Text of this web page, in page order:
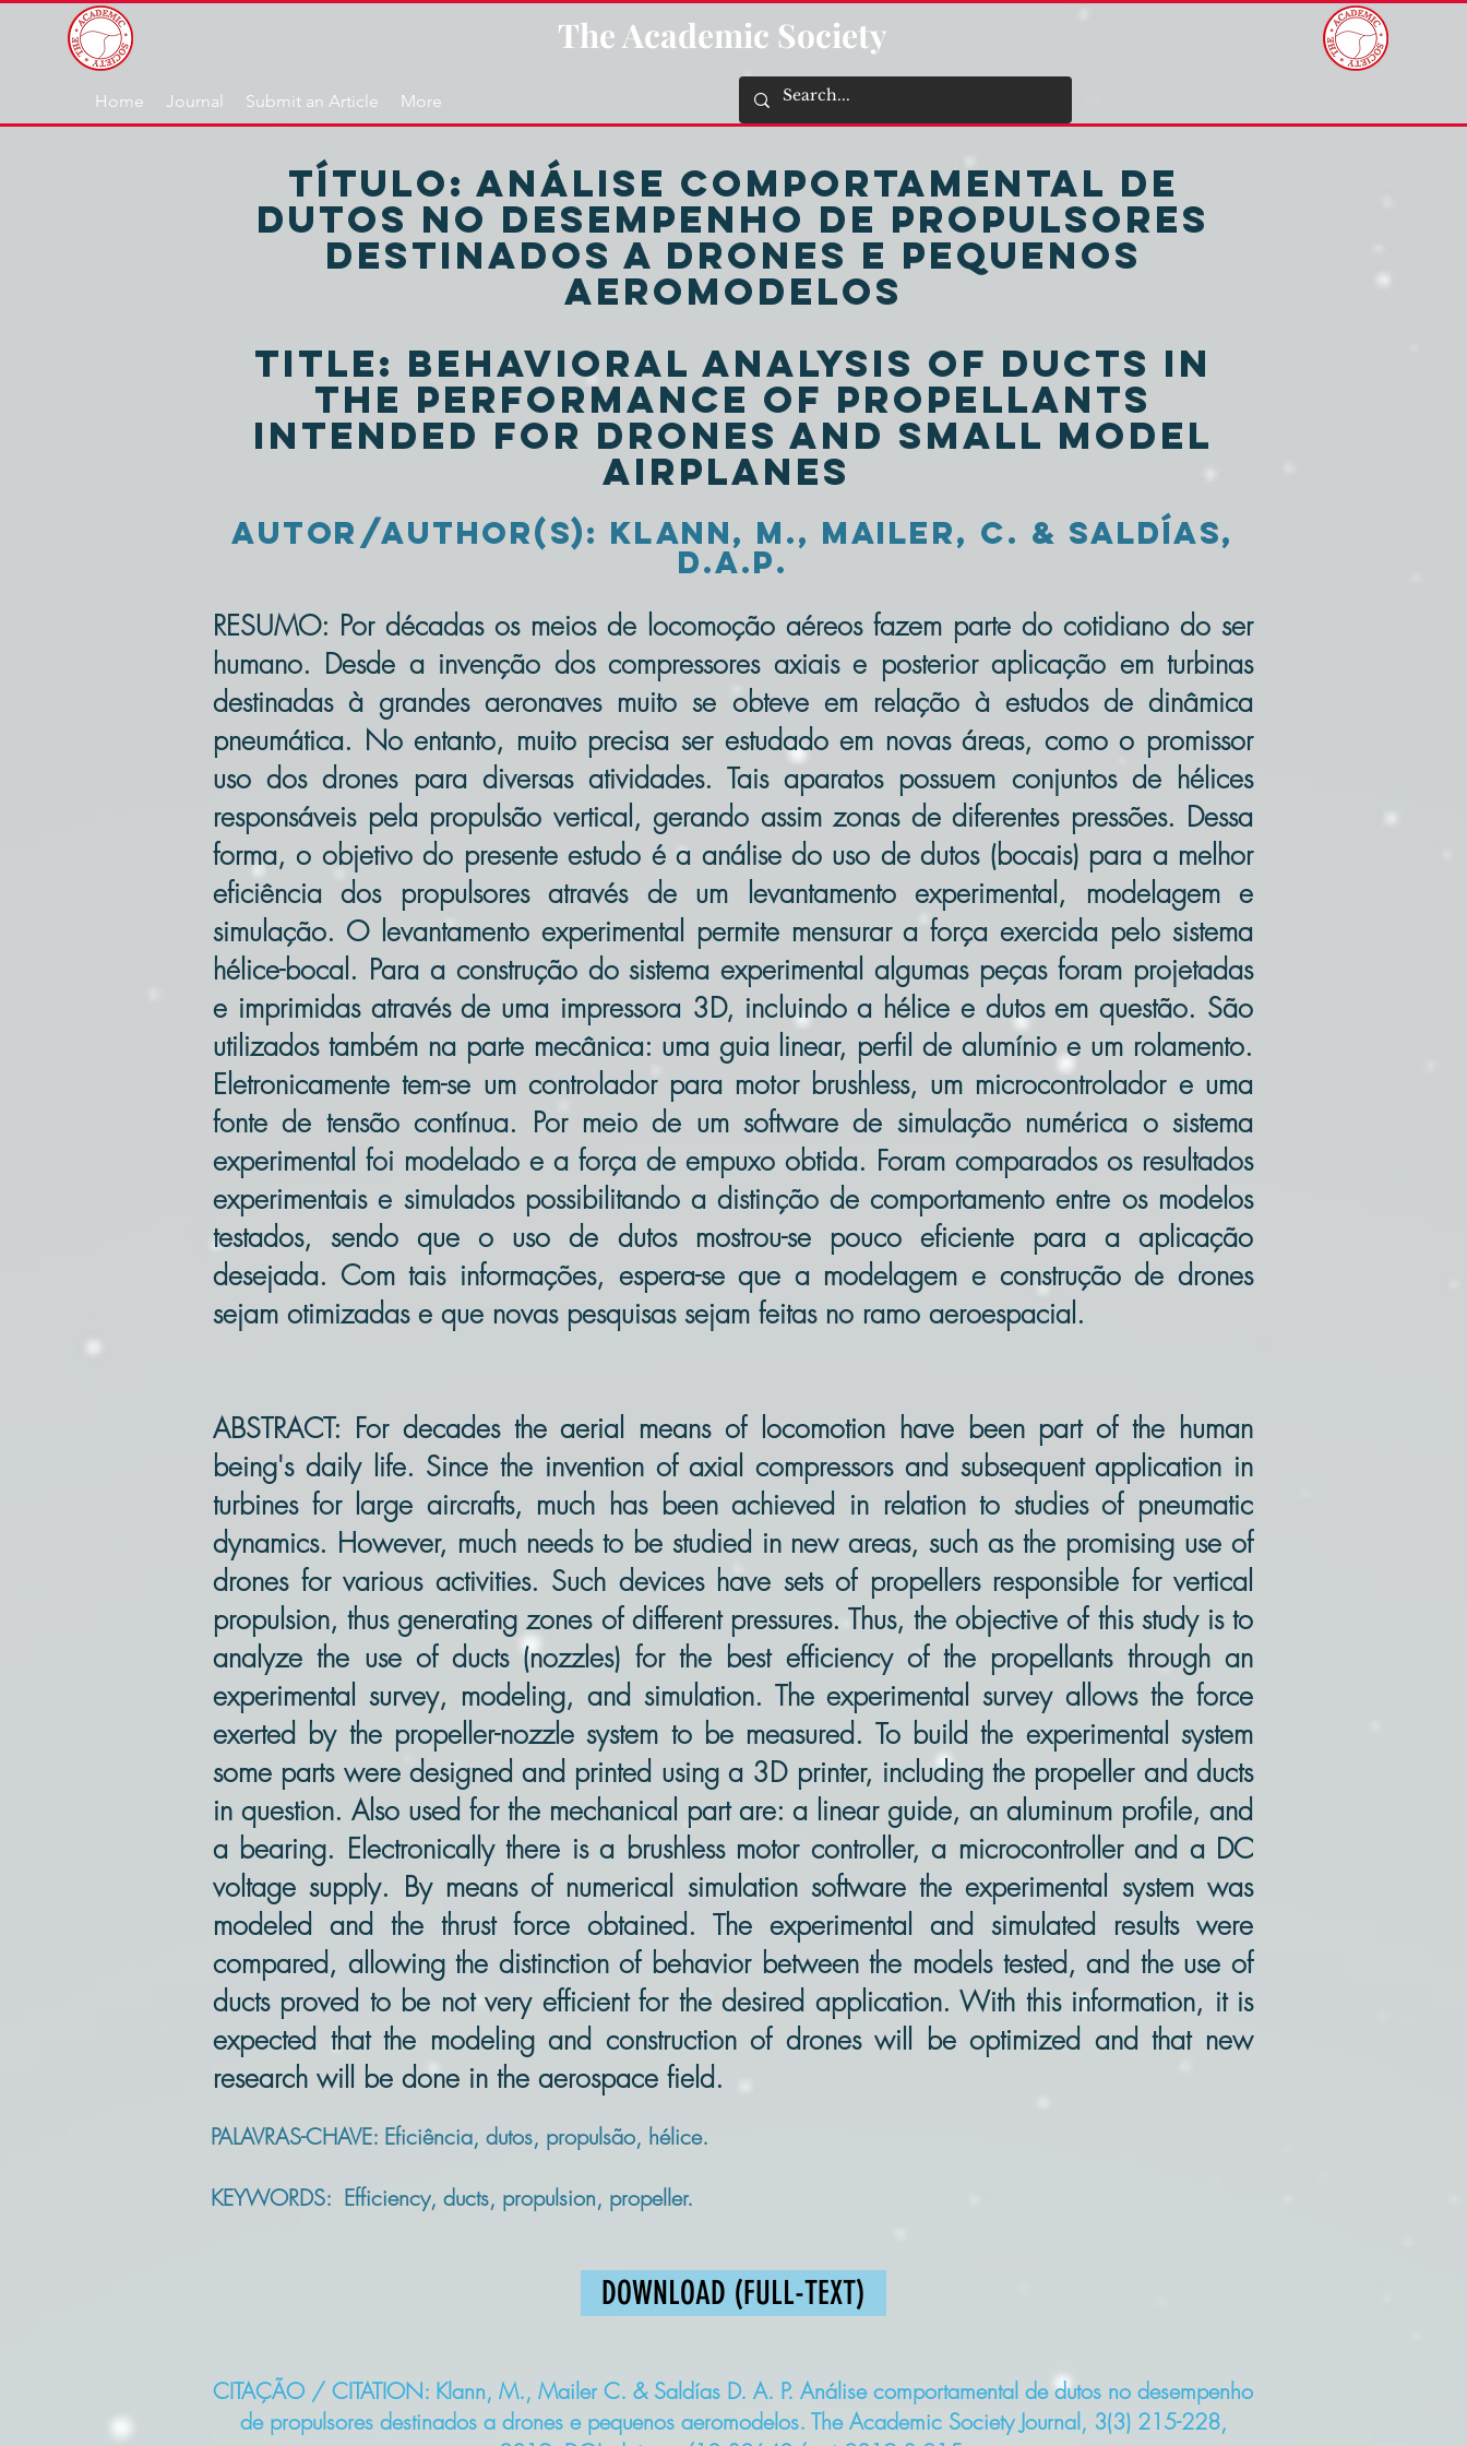
The Academic Society
Home Journal Submit an Article More
título: Análise comportamental de
dutos no desempenho de propulsores
destinados a drones e pequenos
aeromodelos
Title: Behavioral analysis of ducts in
the performance of propellants
intended for drones and small model
airplanes
autor/author(s): Klann, M., Mailer, C. & Saldías,
D.A.P.
RESUMO: Por décadas os meios de locomoção aéreos fazem parte do cotidiano do ser
humano. Desde a invenção dos compressores axiais e posterior aplicação em turbinas
destinadas à grandes aeronaves muito se obteve em relação à estudos de dinâmica
pneumática. No entanto, muito precisa ser estudado em novas áreas, como o promissor
uso dos drones para diversas atividades. Tais aparatos possuem conjuntos de hélices
responsáveis pela propulsão vertical, gerando assim zonas de diferentes pressões. Dessa
forma, o objetivo do presente estudo é a análise do uso de dutos (bocais) para a melhor
eficiência dos propulsores através de um levantamento experimental, modelagem e
simulação. O levantamento experimental permite mensurar a força exercida pelo sistema
hélice-bocal. Para a construção do sistema experimental algumas peças foram projetadas
e imprimidas através de uma impressora 3D, incluindo a hélice e dutos em questão. São
utilizados também na parte mecânica: uma guia linear, perfil de alumínio e um rolamento.
Eletronicamente tem-se um controlador para motor brushless, um microcontrolador e uma
fonte de tensão contínua. Por meio de um software de simulação numérica o sistema
experimental foi modelado e a força de empuxo obtida. Foram comparados os resultados
experimentais e simulados possibilitando a distinção de comportamento entre os modelos
testados, sendo que o uso de dutos mostrou-se pouco eficiente para a aplicação
desejada. Com tais informações, espera-se que a modelagem e construção de drones
sejam otimizadas e que novas pesquisas sejam feitas no ramo aeroespacial.
ABSTRACT: For decades the aerial means of locomotion have been part of the human
being's daily life. Since the invention of axial compressors and subsequent application in
turbines for large aircrafts, much has been achieved in relation to studies of pneumatic
dynamics. However, much needs to be studied in new areas, such as the promising use of
drones for various activities. Such devices have sets of propellers responsible for vertical
propulsion, thus generating zones of different pressures. Thus, the objective of this study is to
analyze the use of ducts (nozzles) for the best efficiency of the propellants through an
experimental survey, modeling, and simulation. The experimental survey allows the force
exerted by the propeller-nozzle system to be measured. To build the experimental system
some parts were designed and printed using a 3D printer, including the propeller and ducts
in question. Also used for the mechanical part are: a linear guide, an aluminum profile, and
a bearing. Electronically there is a brushless motor controller, a microcontroller and a DC
voltage supply. By means of numerical simulation software the experimental system was
modeled and the thrust force obtained. The experimental and simulated results were
compared, allowing the distinction of behavior between the models tested, and the use of
ducts proved to be not very efficient for the desired application. With this information, it is
expected that the modeling and construction of drones will be optimized and that new
research will be done in the aerospace field.
PALAVRAS-CHAVE: Eficiência, dutos, propulsão, hélice.
KEYWORDS: Efficiency, ducts, propulsion, propeller.
DOWNLOAD (FULL-TEXT)
CITAÇÃO / CITATION: Klann, M., Mailer C. & Saldías D. A. P. Análise comportamental de dutos no desempenho
de propulsores destinados a drones e pequenos aeromodelos. The Academic Society Journal, 3(3) 215-228,